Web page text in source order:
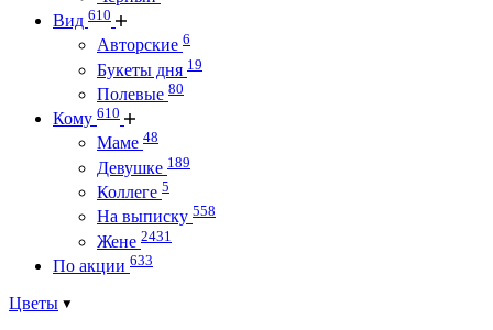
Вид 610
Авторские 6
Букеты дня 19
Полевые 80
Кому 610
Маме 48
Девушке 189
Коллеге 5
На выписку 558
Жене 2431
По акции 633
Цветы